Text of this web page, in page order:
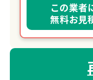
この業者
無料お見